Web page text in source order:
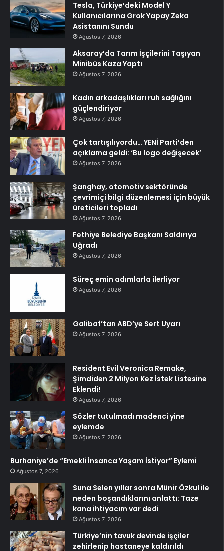
Tesla, Türkiye’deki Model Y
Kullanıcılarına Grok Yapay Zeka
Asistanını Sundu
Ağustos 7, 2026
Aksaray’da Tarım İşçilerini Taşıyan
Minibüs Kaza Yaptı
Ağustos 7, 2026
Kadın arkadaşlıkları ruh sağlığını
güçlendiriyor
Ağustos 7, 2026
Çok tartışılıyordu… YENİ Parti’den
açıklama geldi: ‘Bu logo değişecek’
Ağustos 7, 2026
Şanghay, otomotiv sektöründe
çevrimiçi bilgi düzenlemesi için büyük
üreticileri topladı
Ağustos 7, 2026
Fethiye Belediye Başkanı Saldırıya
Uğradı
Ağustos 7, 2026
Süreç emin adımlarla ilerliyor
Ağustos 7, 2026
Galibaf’tan ABD’ye Sert Uyarı
Ağustos 7, 2026
Resident Evil Veronica Remake,
Şimdiden 2 Milyon Kez İstek Listesine
Eklendi!
Ağustos 7, 2026
Sözler tutulmadı madenci yine
eylemde
Ağustos 7, 2026
Burhaniye’de “Emekli İnsanca Yaşam İstiyor” Eylemi
Ağustos 7, 2026
Suna Selen yıllar sonra Münir Özkul ile
neden boşandıklarını anlattı: Taze
kana ihtiyacım var dedi
Ağustos 7, 2026
Türkiye’nin tavuk devinde işçiler
zehirlenip hastaneye kaldırıldı